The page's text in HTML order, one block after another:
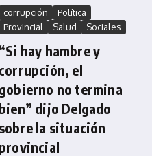
corrupción
Política
Provincial
Salud Sociales
“Si hay hambre y
corrupción, el
gobierno no termina
bien” dijo Delgado
sobre la situación
provincial